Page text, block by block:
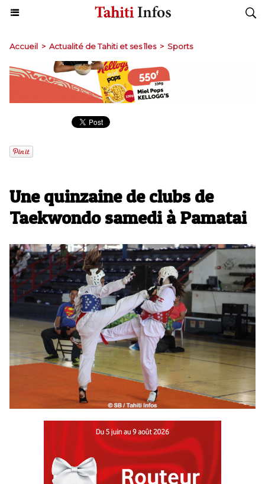
Accueil > Actualité de Tahiti et ses îles > Sports
Une quinzaine de clubs de
Taekwondo samedi à Pamatai